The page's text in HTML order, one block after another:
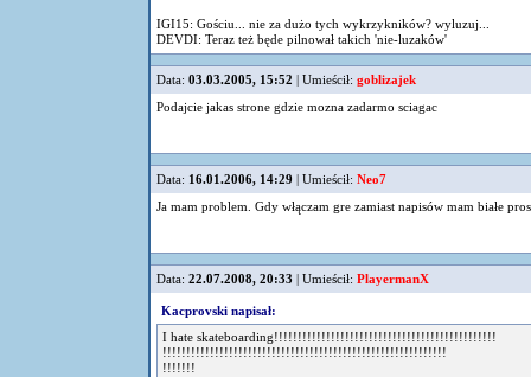
IGI15: Gościu... nie za dużo tych wykrzykników? wyluzuj...
DEVDI: Teraz też będe pilnował takich 'nie-luzaków'
Data: 03.03.2005, 15:52 | Umieścił: goblizajek
Podajcie jakas strone gdzie mozna zadarmo sciagac
Data: 16.01.2006, 14:29 | Umieścił: Neo7
Ja mam problem. Gdy włączam gre zamiast napisów mam białe
Data: 22.07.2008, 20:33 | Umieścił: PlayermanX
Kacprovski napisał:
I hate skateboarding!!!!!!!!!!!!!!!!!!!!!!!!!!!!!!!!!!!!!!!!!!!!!!!
!!!!!!!!!!!!!!!!!!!!!!!!!!!!!!!!!!!!!!!!!!!!!!!!!!!!!!!!!!!!
!!!!!!!